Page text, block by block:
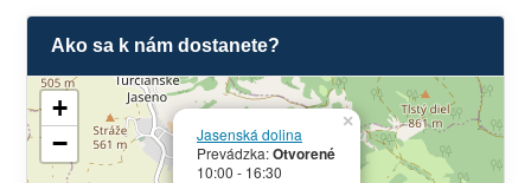
Ako sa k nám dostanete?
Jasenská dolina
Prevádzka:Otvorené
10:00 - 16:30
×
+
−